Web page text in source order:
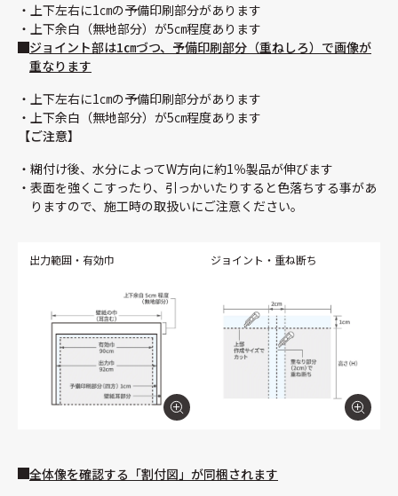
上下左右に1㎝の予備印刷部分があります
上下余白（無地部分）が5㎝程度あります
ジョイント部は1㎝づつ、予備印刷部分（重ねしろ）で画像が
重なります
上下左右に1㎝の予備印刷部分があります
上下余白（無地部分）が5㎝程度あります
【ご注意】
糊付け後、水分によってW方向に約1％製品が伸びます
表面を強くこすったり、引っかいたりすると色落ちする事があ
りますので、施工時の取扱いにご注意ください。
出力範囲・有効巾 ジョイント・重ね断ち
全体像を確認する「割付図」が同梱されます